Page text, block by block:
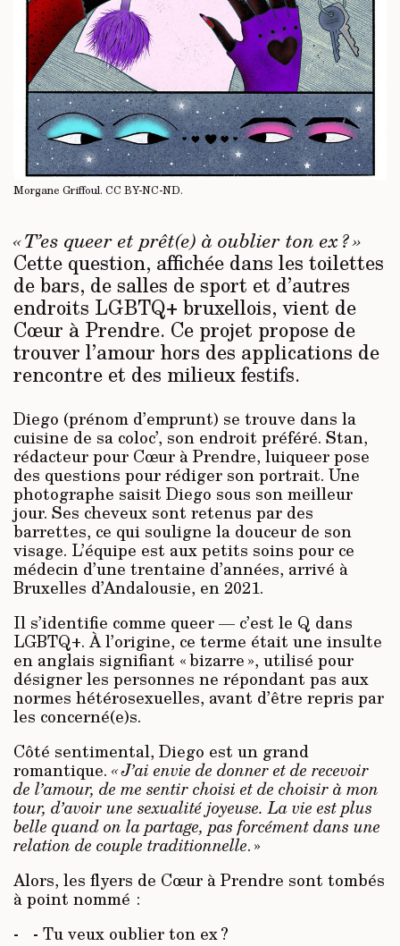
Morgane Griffoul. CC BY-NC-ND.
« T’es queer et prêt(e) à oublier ton ex ? »
Cette question, affichée dans les toilettes
de bars, de salles de sport et d’autres
endroits LGBTQ+ bruxellois, vient de
Cœur à Prendre. Ce projet propose de
trouver l’amour hors des applications de
rencontre et des milieux festifs.
Diego (prénom d’emprunt) se trouve dans la
cuisine de sa coloc’, son endroit préféré. Stan,
rédacteur pour Cœur à Prendre, luiqueer pose
des questions pour rédiger son portrait. Une
photographe saisit Diego sous son meilleur
jour. Ses cheveux sont retenus par des
barrettes, ce qui souligne la douceur de son
visage. L’équipe est aux petits soins pour ce
médecin d’une trentaine d’années, arrivé à
Bruxelles d’Andalousie, en 2021.
Il s’identifie comme queer — c’est le Q dans
LGBTQ+. À l’origine, ce terme était une insulte
en anglais signifiant « bizarre », utilisé pour
désigner les personnes ne répondant pas aux
normes hétérosexuelles, avant d’être repris par
les concerné(e)s.
Côté sentimental, Diego est un grand
romantique. « J’ai envie de donner et de recevoir
de l’amour, de me sentir choisi et de choisir à mon
tour, d’avoir une sexualité joyeuse. La vie est plus
belle quand on la partage, pas forcément dans une
relation de couple traditionnelle. »
Alors, les flyers de Cœur à Prendre sont tombés
à point nommé :
- Tu veux oublier ton ex ?